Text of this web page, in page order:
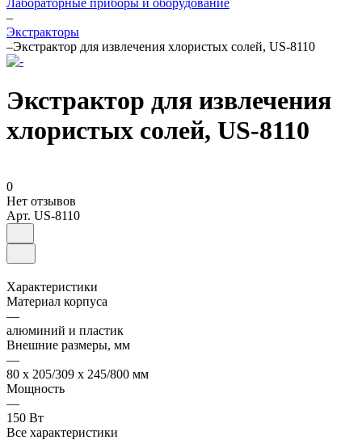
Лабораторные приборы и оборудование
–
Экстракторы
–Экстрактор для извлечения хлористых солей, US-8110
Экстрактор для извлечения
хлористых солей, US-8110
0
Нет отзывов
Арт. US-8110
Характеристики
Материал корпуса
—
алюминий и пластик
Внешние размеры, мм
—
80 х 205/309 х 245/800 мм
Мощность
—
150 Вт
Все характеристики